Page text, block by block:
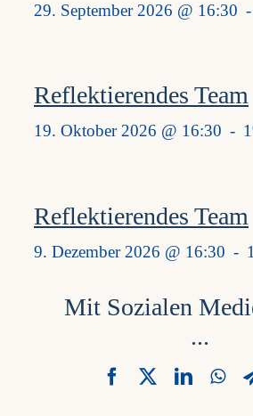
29. September 2026 @ 16:30 -
Reflektierendes Team
19. Oktober 2026 @ 16:30 -
Reflektierendes Team
9. Dezember 2026 @ 16:30 -
Mit Sozialen
...
Facebook
X